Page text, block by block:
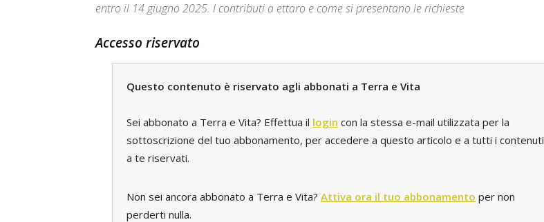
entro il 14 giugno 2025. I contributi a ettaro e come si presentano le richieste
Accesso riservato
Questo contenuto è riservato agli abbonati a Terra e Vita
Sei abbonato a Terra e Vita? Effettua il login con la stessa e-mail utilizzata per la
sottoscrizione del tuo abbonamento, per accedere a questo articolo e a tutti i contenuti
a te riservati.
Non sei ancora abbonato a Terra e Vita? Attiva ora il tuo abbonamento per non
perderti nulla.